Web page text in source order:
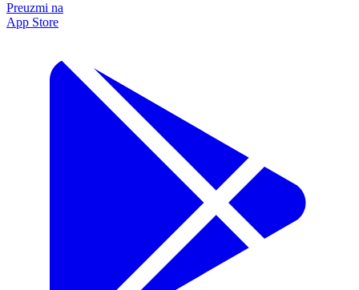
Preuzmi na
App Store